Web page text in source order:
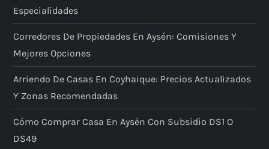
Especialidades
Corredores De Propiedades En Aysén: Comisiones Y
Mejores Opciones
Arriendo De Casas En Coyhaique: Precios Actualizados
Y Zonas Recomendadas
Cómo Comprar Casa En Aysén Con Subsidio DS1 O
DS49